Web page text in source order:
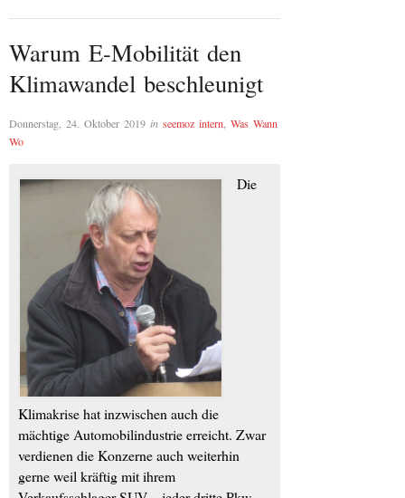
Warum E-Mobilität den
Klimawandel beschleunigt
Donnerstag, 24. Oktober 2019 in seemoz intern Was Wann
Wo
Die
Klimakrise hat inzwischen auch die
mächtige Automobilindustrie erreicht. Zwar
verdienen die Konzerne auch weiterhin
gerne weil kräftig mit ihrem